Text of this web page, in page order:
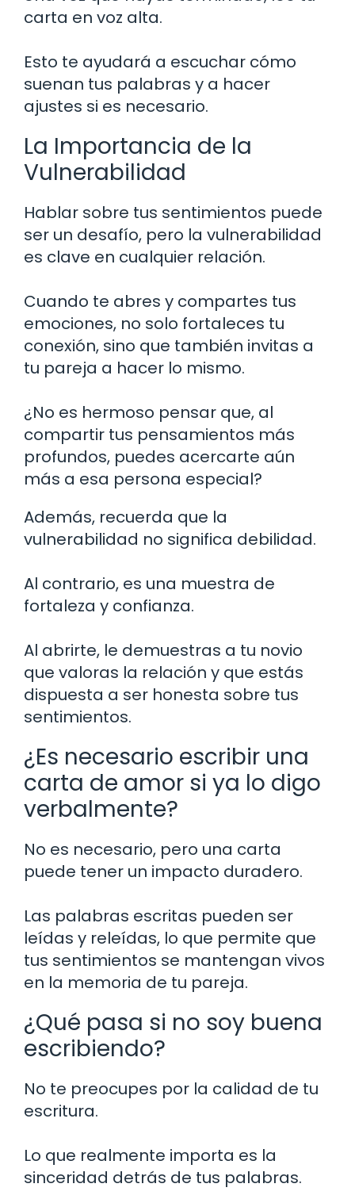
carta en voz alta.
Esto te ayudará a escuchar cómo
suenan tus palabras y a hacer
ajustes si es necesario.
La Importancia de la
Vulnerabilidad
Hablar sobre tus sentimientos puede
ser un desafío, pero la vulnerabilidad
es clave en cualquier relación.
Cuando te abres y compartes tus
emociones, no solo fortaleces tu
conexión, sino que también invitas a
tu pareja a hacer lo mismo.
¿No es hermoso pensar que, al
compartir tus pensamientos más
profundos, puedes acercarte aún
más a esa persona especial?
Además, recuerda que la
vulnerabilidad no significa debilidad.
Al contrario, es una muestra de
fortaleza y confianza.
Al abrirte, le demuestras a tu novio
que valoras la relación y que estás
dispuesta a ser honesta sobre tus
sentimientos.
¿Es necesario escribir una
carta de amor si ya lo digo
verbalmente?
No es necesario, pero una carta
puede tener un impacto duradero.
Las palabras escritas pueden ser
leídas y releídas, lo que permite que
tus sentimientos se mantengan vivos
en la memoria de tu pareja.
¿Qué pasa si no soy buena
escribiendo?
No te preocupes por la calidad de tu
escritura.
Lo que realmente importa es la
sinceridad detrás de tus palabras.